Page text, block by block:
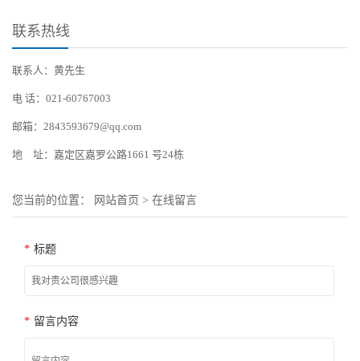
联系热线
联系人：黄先生
电 话：021-60767003
邮箱：2843593679@qq.com
地 址：嘉定区嘉罗公路1661 号24栋
您当前的位置： 网站首页 > 在线留言
* 标题
* 留言内容